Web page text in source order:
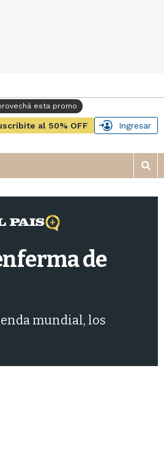
al 50% OFF Ingresar
M
o
s
de
mundial, los